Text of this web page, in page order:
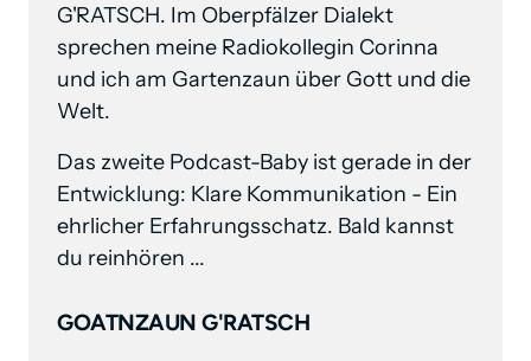
G'RATSCH. Im Oberpfälzer Dialekt
sprechen meine Radiokollegin Corinna
und ich am Gartenzaun über Gott und die
Welt.
Das zweite Podcast-Baby ist gerade in der
Entwicklung: Klare Kommunikation - Ein
ehrlicher Erfahrungsschatz. Bald kannst
du reinhören ...
GOATNZAUN G'RATSCH